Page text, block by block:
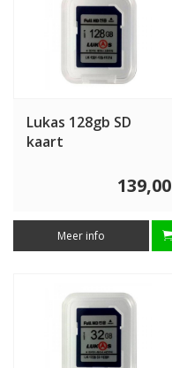
Lukas 128gb SD
kaart
139,00
Meer info